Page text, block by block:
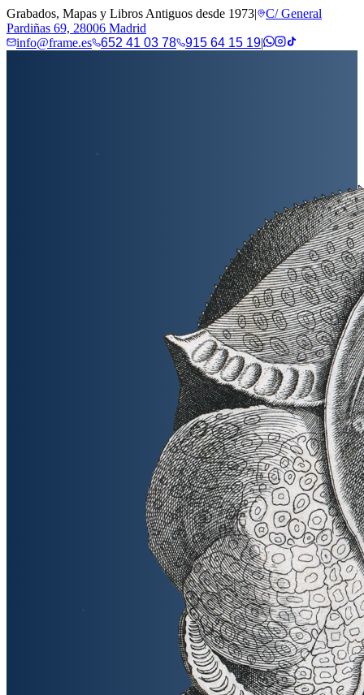
Grabados, Mapas y Libros Antiguos desde 1973|
C/ General
Pardiñas 69, 28006 Madrid
info@frame.es
652 41 03 78 915 64 15 19|